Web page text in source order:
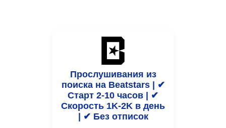
Прослушивания из
поиска на Beatstars | ✔
Старт 2-10 часов | ✔
Скорость 1K-2K в день
| ✔ Без отписок